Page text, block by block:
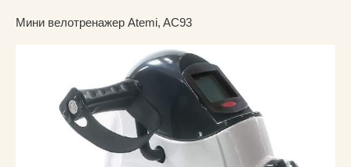
Мини велотренажер Atemi, AC93